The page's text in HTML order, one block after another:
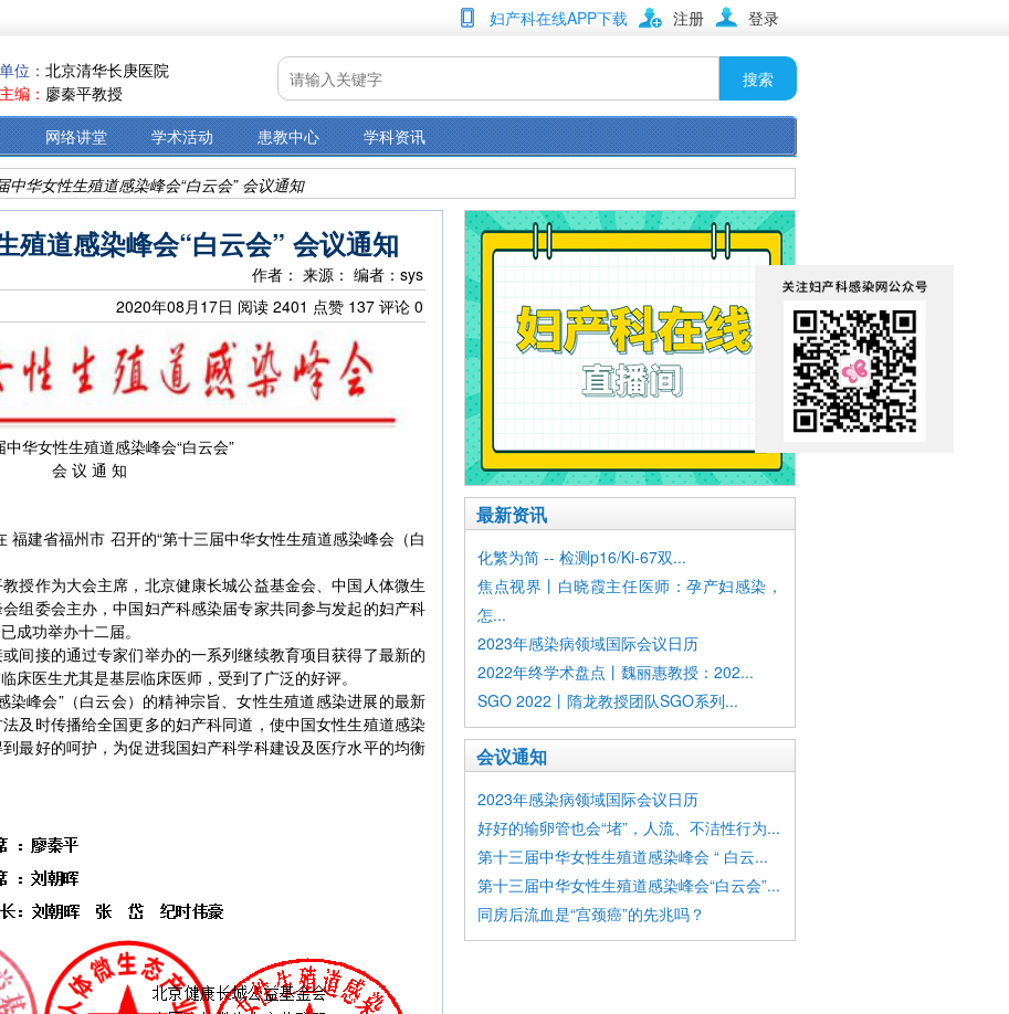
妇产科在线APP下载 注册 登录
位： 北京清华长庚医院
编： 廖秦平教授
搜索
网络讲堂 学术活动 患教中心 学科资讯
中华女性生殖道感染峰会“白云会” 会议通知
殖道感染峰会“白云会” 会议通知
作者： 来源： 编者：sys
2020年08月17日 阅读 2401 点赞 137 评论 0
中华女性生殖道感染峰会“白云会”
会 议 通 知
建省福州市 召开的“第十三届中华女性生殖道感染峰会（白
授作为大会主席，北京健康长城公益基金会、中国人体微生
组委会主办，中国妇产科感染届专家共同参与发起的妇产科
成功举办十二届。
间接的通过专家们举办的一系列继续教育项目获得了最新的
床医生尤其是基层临床医师，受到了广泛的好评。
染峰会”（白云会）的精神宗旨、女性生殖道感染进展的最新
及时传播给全国更多的妇产科同道，使中国女性生殖道感染
最好的呵护，为促进我国妇产科学科建设及医疗水平的均衡
最新资讯
化繁为简 -- 检测p16/Ki-67双...
焦点视界丨白晓霞主任医师：孕产妇感染，
怎...
2023年感染病领域国际会议日历
2022年终学术盘点丨魏丽惠教授：202...
SGO 2022丨隋龙教授团队SGO系列...
会议通知
2023年感染病领域国际会议日历
好好的输卵管也会“堵”，人流、不洁性行为...
第十三届中华女性生殖道感染峰会 “ 白云...
第十三届中华女性生殖道感染峰会“白云会”...
同房后流血是“宫颈癌”的先兆吗？